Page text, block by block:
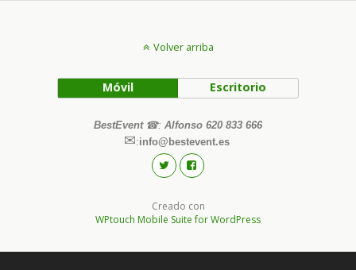
Volver arriba
Móvil Escritorio
BestEvent ☎: Alfonso 620 833 666
✉:info@bestevent.es
Creado con
WPtouch Mobile Suite for WordPress